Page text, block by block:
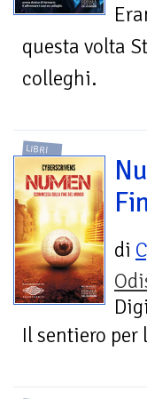
questa volta
colleghi.
LIBRI
di
Il sentiero per